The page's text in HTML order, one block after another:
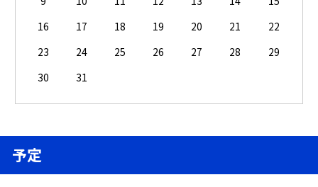
16
17 18 19 20 21
22
23
24 25 26 27 28
29
30
31
予定